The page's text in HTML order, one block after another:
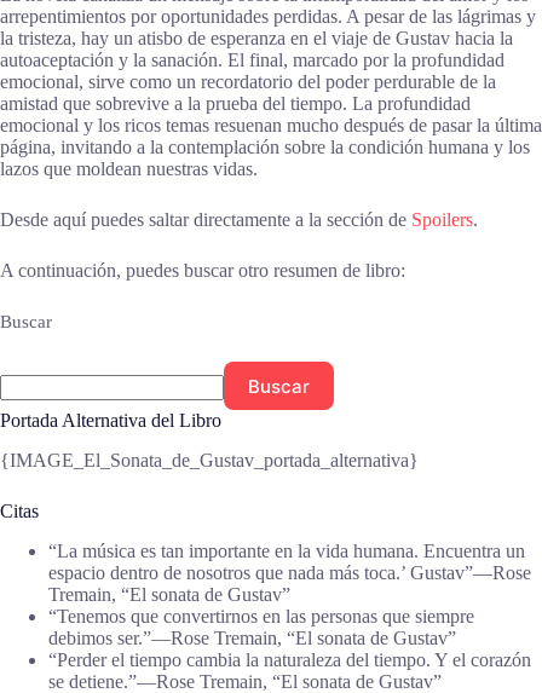
arrepentimientos por oportunidades perdidas. A pesar de las lágrimas y
la tristeza, hay un atisbo de esperanza en el viaje de Gustav hacia la
autoaceptación y la sanación. El final, marcado por la profundidad
emocional, sirve como un recordatorio del poder perdurable de la
amistad que sobrevive a la prueba del tiempo. La profundidad
emocional y los ricos temas resuenan mucho después de pasar la última
página, invitando a la contemplación sobre la condición humana y los
lazos que moldean nuestras vidas.
Desde aquí puedes saltar directamente a la sección de Spoilers.
A continuación, puedes buscar otro resumen de libro:
Buscar
Buscar
Portada Alternativa del Libro
{IMAGE_El_Sonata_de_Gustav_portada_alternativa}
Citas
“La música es tan importante en la vida humana. Encuentra un
espacio dentro de nosotros que nada más toca.’ Gustav”―Rose
Tremain, “El sonata de Gustav”
“Tenemos que convertirnos en las personas que siempre
debimos ser.”―Rose Tremain, “El sonata de Gustav”
“Perder el tiempo cambia la naturaleza del tiempo. Y el corazón
se detiene.”―Rose Tremain, “El sonata de Gustav”